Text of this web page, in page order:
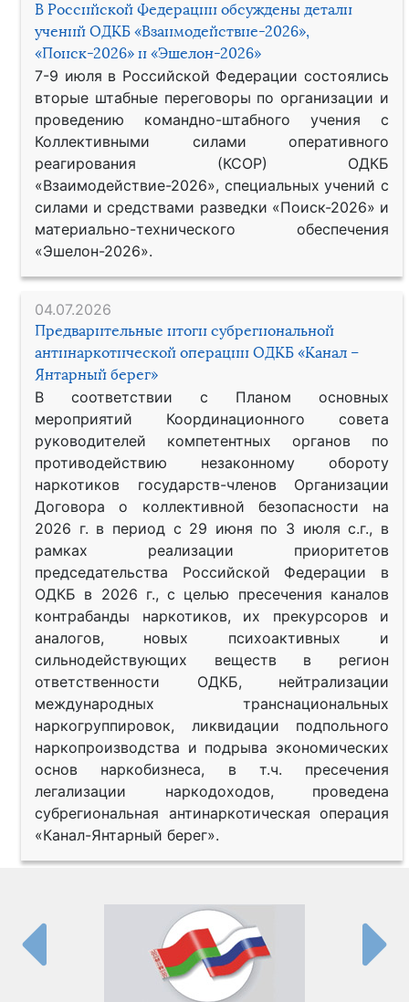
В Российской Федерации обсуждены детали
учений ОДКБ «Взаимодействие-2026»,
«Поиск-2026» и «Эшелон-2026»
7-9 июля в Российской Федерации состоялись
вторые штабные переговоры по организации и
проведению командно-штабного учения с
Коллективными силами оперативного
реагирования (КСОР) ОДКБ
«Взаимодействие-2026», специальных учений с
силами и средствами разведки «Поиск-2026» и
материально-технического обеспечения
«Эшелон-2026».
04.07.2026
Предварительные итоги субрегиональной
антинаркотической операции ОДКБ «Канал –
Янтарный берег»
В соответствии с Планом основных
мероприятий Координационного совета
руководителей компетентных органов по
противодействию незаконному обороту
наркотиков государств-членов Организации
Договора о коллективной безопасности на
2026 г. в период с 29 июня по 3 июля с.г., в
рамках реализации приоритетов
председательства Российской Федерации в
ОДКБ в 2026 г., с целью пресечения каналов
контрабанды наркотиков, их прекурсоров и
аналогов, новых психоактивных и
сильнодействующих веществ в регион
ответственности ОДКБ, нейтрализации
международных транснациональных
наркогруппировок, ликвидации подпольного
наркопроизводства и подрыва экономических
основ наркобизнеса, в т.ч. пресечения
легализации наркодоходов, проведена
субрегиональная антинаркотическая операция
«Канал-Янтарный берег».